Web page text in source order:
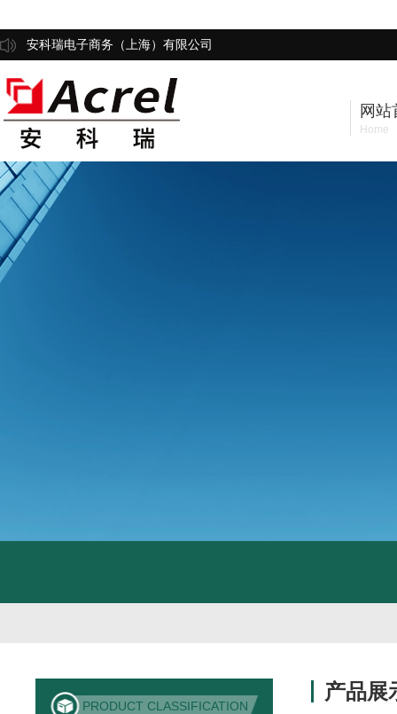
安科瑞电子商务（上海）有限公司
网站
Home
PRODUCT CLASSIFICATION
产品展